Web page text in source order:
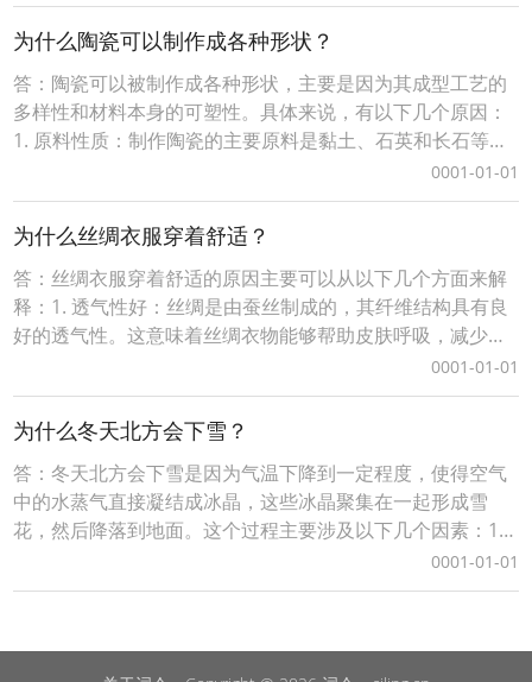
精细线条的场合。- 较软的铅笔芯（例如B系列）含有较少的
黏土，因此笔芯较软，书写时留下的线条更粗、更
为什么陶瓷可以制作成各种形状？
答：陶瓷可以被制作成各种形状，主要是因为其成型工艺的
多样性和材料本身的可塑性。具体来说，有以下几个原因：
1. 原料性质：制作陶瓷的主要原料是黏土、石英和长石等，
这些原料具有一定的可塑性。在湿润状态下，这些原料可以
通过手工或者机械方式被塑造成所需的形状。2. 成型方法：
陶瓷成型的方法多种多样，包括手捏成型、轮制成型（拉
坯）、模具成型、注浆成型等。不同的成型方法适合
0001-01-01
为什么丝绸衣服穿着舒适？
答：丝绸衣服穿着舒适的原因主要可以从以下几个方面来解
释：1. 透气性好：丝绸是由蚕丝制成的，其纤维结构具有良
好的透气性。这意味着丝绸衣物能够帮助皮肤呼吸，减少汗
液积聚，使人感到更加干爽舒适。2. 吸湿排汗：丝绸面料能
有效吸收并排出体表的湿气，这对于保持皮肤干燥、避免汗
水导致的不适非常重要。3. 轻薄柔软：丝绸面料通常非常轻
薄且柔软，穿在身上几乎没有重量感，给人以
0001-01-01
为什么冬天北方会下雪？
答：冬天北方会下雪是因为气温下降到一定程度，使得空气
中的水蒸气直接凝结成冰晶，这些冰晶聚集在一起形成雪
花，然后降落到地面。这个过程主要涉及以下几个因素：1.
低温：冬季时，北方地区温度低，尤其是夜间和清晨，气温
常常低于0摄氏度，这是形成雪的前提条件。2. 水汽含量：
0001-01-01